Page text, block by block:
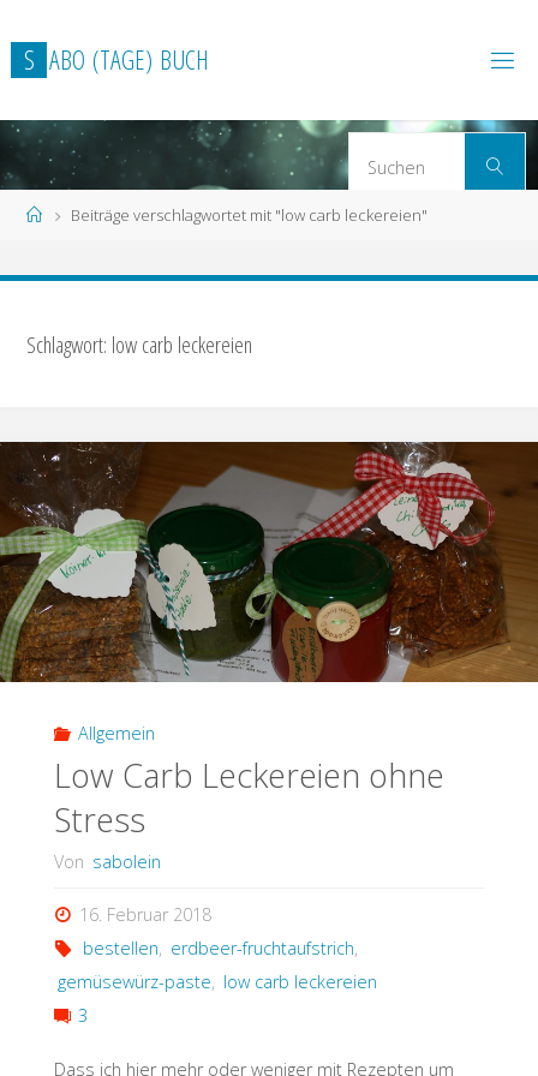
Inhalt
springen
S ABO (TAGE) BUCH
Suchen
StartBeiträge verschlagwortet mit "low carb leckereien"
Schlagwort: low carb leckereien
Allgemein
Low Carb Leckereien ohne
Stress
Von sabolein
16. Februar 2018
bestellen, erdbeer-fruchtaufstrich,
gemüsewürz-paste, low carb leckereien
3
Dass ich hier mehr oder weniger mit Rezepten um